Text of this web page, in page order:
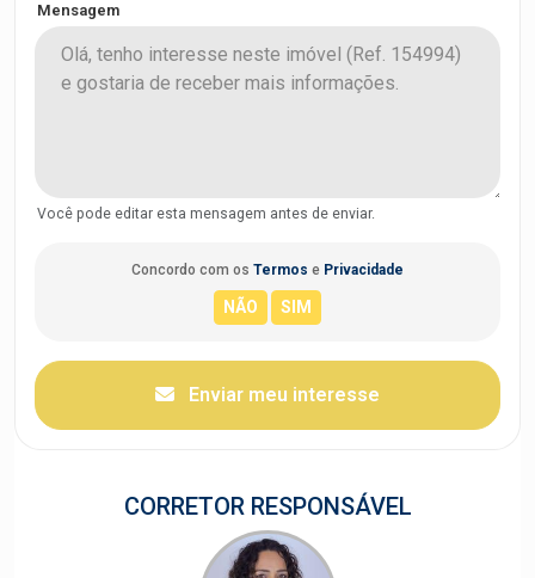
Mensagem
Você pode editar esta mensagem antes de enviar.
Concordo com os Termos e Privacidade
Enviar meu interesse
CORRETOR RESPONSÁVEL